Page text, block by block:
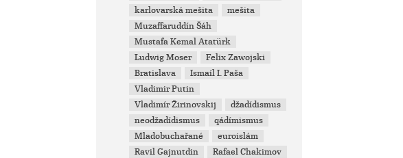
karlovarská mešita
mešita
Muzaffaruddín Šáh
Mustafa Kemal Atatürk
Ludwig Moser
Felix Zawojski
Bratislava
Ismaíl I. Paša
Vladimir Putin
Vladimír Žirinovskij
džadídismus
neodžadídismus
qádímismus
Mladobuchařané
euroislám
Ravil Gajnutdin
Rafael Chakimov